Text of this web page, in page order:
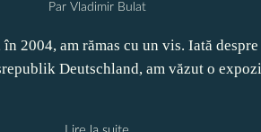
Par Vladimir Bulat
2004, am rămas cu un vis. Iată
Deutschland, am văzut o